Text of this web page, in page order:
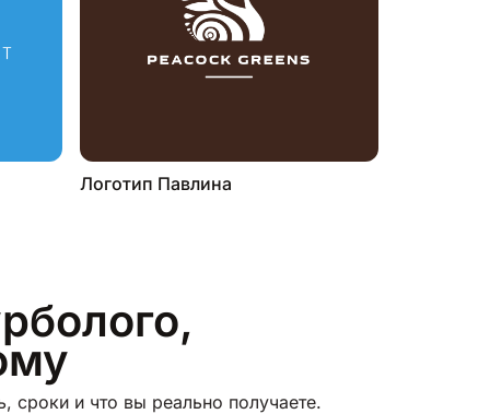
Логотип Павлина
сроки и что вы реально получаете.